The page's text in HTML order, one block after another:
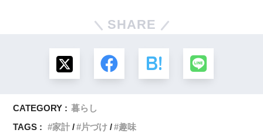
SHARE
CATEGORY : 暮らし
TAGS :
家計 片づけ 趣味